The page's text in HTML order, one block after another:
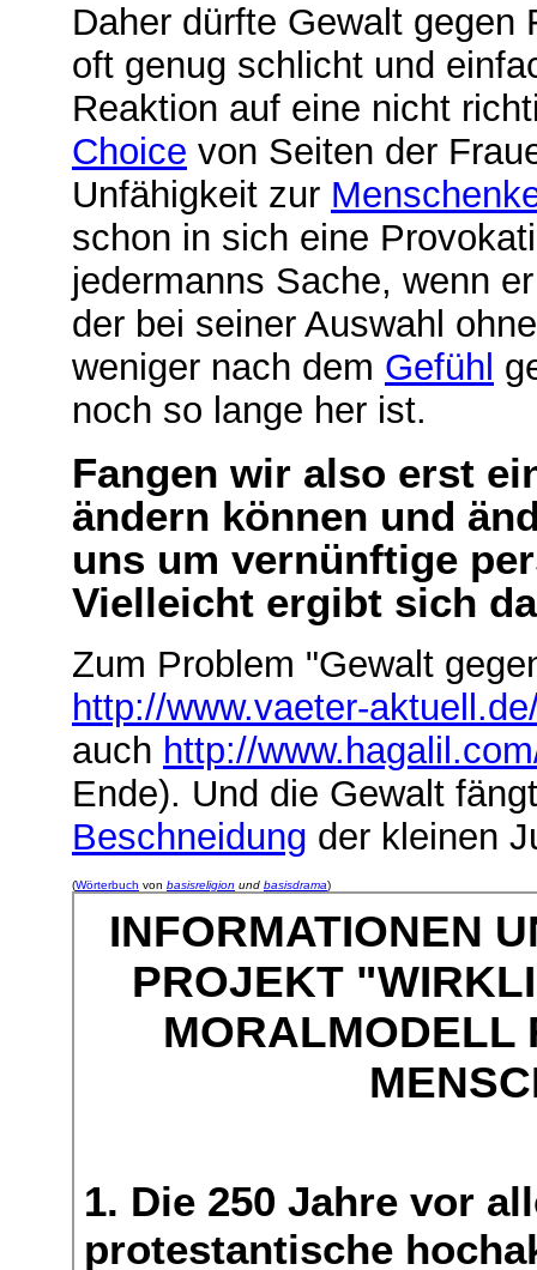
Daher dürfte Gewalt gegen
oft genug schlicht und
Reaktion auf eine nicht
Choice von Seiten der
Unfähigkeit zur
schon in sich eine
jedermanns Sache, wenn
der bei seiner Auswahl
weniger nach dem Gefühl
noch so lange her ist.
Fangen wir also erst
ändern können und
uns um vernünftige
Vielleicht ergibt sich
Zum Problem "Gewalt
http://www.vaeter-
auch http://
Ende). Und die Gewalt
Beschneidung der kleinen
(Wörterbuch von basisreligion und basisdrama)